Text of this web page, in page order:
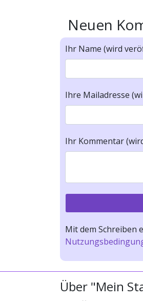
Neuen
Ihr Name (wird
Ihre Mailadresse
Ihr Kommentar
Mit dem Schreiben
Über "Mein